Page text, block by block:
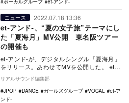
ボーカルグループ
et-アンド-
ニュース 2022.07.18 13:36
et-アンド-、“夏の女子旅”テーマにし
た「夏海月」MV公開 東名阪ツアー
の開催も
et-アンド-が、デジタルシングル「夏海月」
をリリース。あわせてMVを公開した。 et-
アンド- / 夏海月 (Music V…
リアルサウンド編集部
JPOP
DANCE ガールズグループ VOCAL
et-ア
ンド-